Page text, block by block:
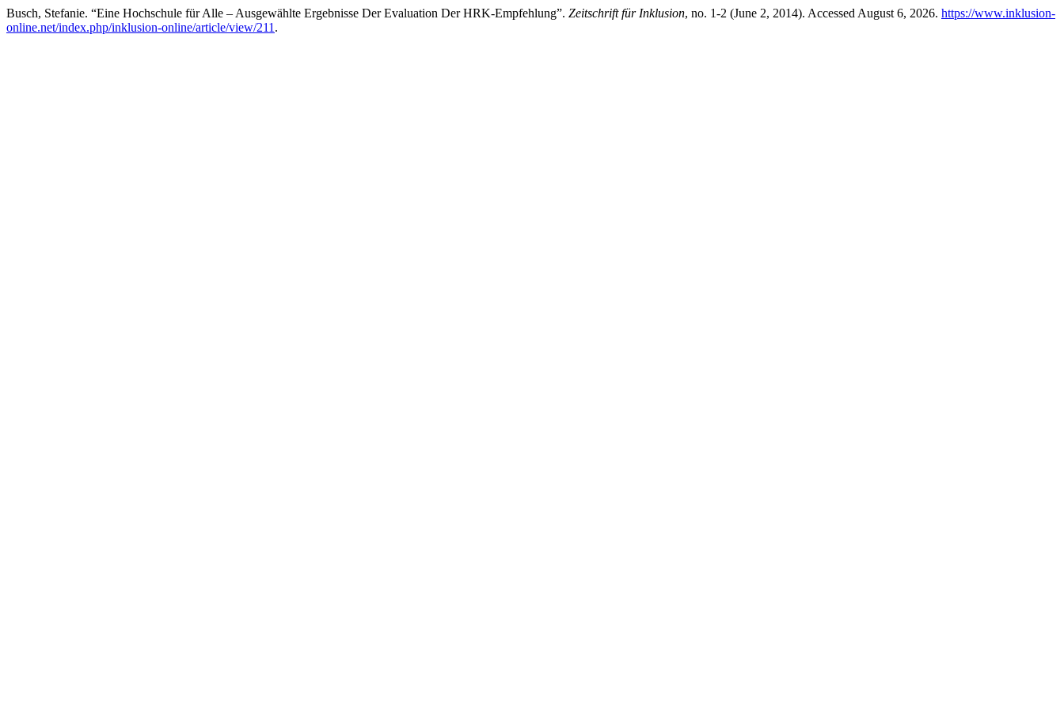
Busch, Stefanie. “Eine Hochschule für Alle – Ausgewählte Ergebnisse Der Evaluation Der HRK-Empfehlung”. Zeitschrift für Inklusion, no. 1-2 (June 2, 2014). Accessed August 6, 2026. https://www.inklusion-
online.net/index.php/inklusion-online/article/view/211 .